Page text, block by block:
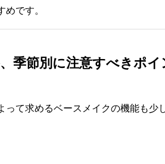
めです。
季節別に注意すべきポイ
って求めるベースメイクの機能も少